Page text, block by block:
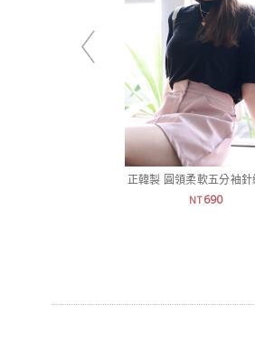
正韓製 圓領柔軟五分袖
NT 690